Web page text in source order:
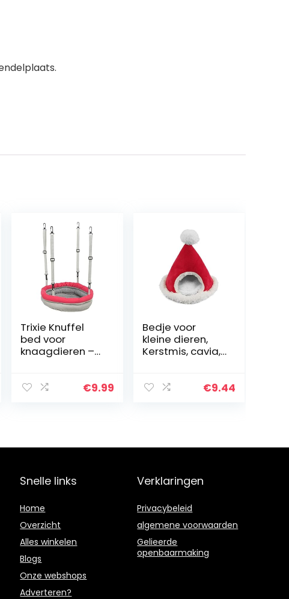
Trixie Knuffel
bed voor
knaagdieren –
€9.99
Bedje voor
kleine dieren,
Kerstmis, cavia,
bed, hamster,
€9.44
Snelle links
Home
Overzicht
Alles winkelen
Blogs
Onze webshops
Adverteren?
Verklaringen
Privacybeleid
algemene voorwaarden
Gelieerde
openbaarmaking